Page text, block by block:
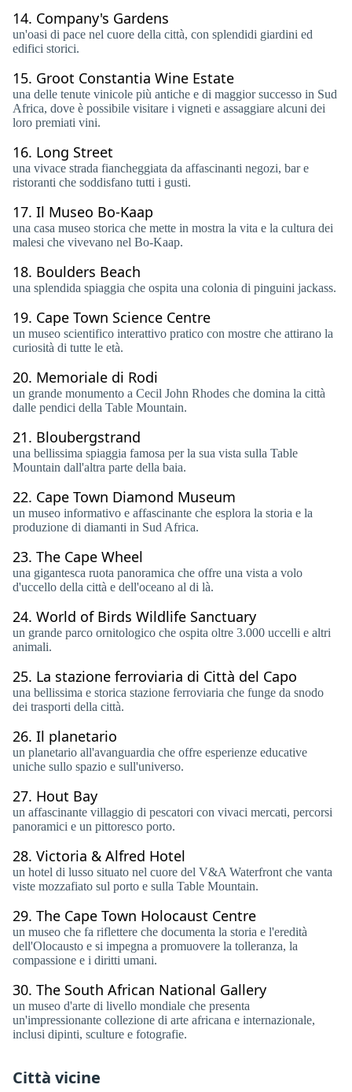
14. Company's Gardens
un'oasi di pace nel cuore della città, con splendidi giardini ed
edifici storici.
15. Groot Constantia Wine Estate
una delle tenute vinicole più antiche e di maggior successo in Sud
Africa, dove è possibile visitare i vigneti e assaggiare alcuni dei
loro premiati vini.
16. Long Street
una vivace strada fiancheggiata da affascinanti negozi, bar e
ristoranti che soddisfano tutti i gusti.
17. Il Museo Bo-Kaap
una casa museo storica che mette in mostra la vita e la cultura dei
malesi che vivevano nel Bo-Kaap.
18. Boulders Beach
una splendida spiaggia che ospita una colonia di pinguini jackass.
19. Cape Town Science Centre
un museo scientifico interattivo pratico con mostre che attirano la
curiosità di tutte le età.
20. Memoriale di Rodi
un grande monumento a Cecil John Rhodes che domina la città
dalle pendici della Table Mountain.
21. Bloubergstrand
una bellissima spiaggia famosa per la sua vista sulla Table
Mountain dall'altra parte della baia.
22. Cape Town Diamond Museum
un museo informativo e affascinante che esplora la storia e la
produzione di diamanti in Sud Africa.
23. The Cape Wheel
una gigantesca ruota panoramica che offre una vista a volo
d'uccello della città e dell'oceano al di là.
24. World of Birds Wildlife Sanctuary
un grande parco ornitologico che ospita oltre 3.000 uccelli e altri
animali.
25. La stazione ferroviaria di Città del Capo
una bellissima e storica stazione ferroviaria che funge da snodo
dei trasporti della città.
26. Il planetario
un planetario all'avanguardia che offre esperienze educative
uniche sullo spazio e sull'universo.
27. Hout Bay
un affascinante villaggio di pescatori con vivaci mercati, percorsi
panoramici e un pittoresco porto.
28. Victoria & Alfred Hotel
un hotel di lusso situato nel cuore del V&A Waterfront che vanta
viste mozzafiato sul porto e sulla Table Mountain.
29. The Cape Town Holocaust Centre
un museo che fa riflettere che documenta la storia e l'eredità
dell'Olocausto e si impegna a promuovere la tolleranza, la
compassione e i diritti umani.
30. The South African National Gallery
un museo d'arte di livello mondiale che presenta
un'impressionante collezione di arte africana e internazionale,
inclusi dipinti, sculture e fotografie.
Città vicine